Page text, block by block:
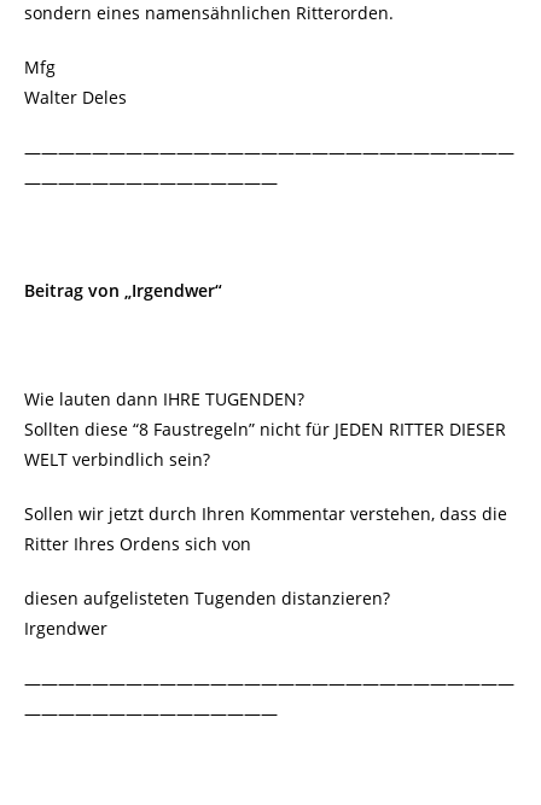
sondern eines namensähnlichen Ritterorden.
Mfg
Walter Deles
—————————————————————————————
———————————————
Beitrag von „Irgendwer“
Wie lauten dann IHRE TUGENDEN?
Sollten diese “8 Faustregeln” nicht für JEDEN RITTER DIESER
WELT verbindlich sein?
Sollen wir jetzt durch Ihren Kommentar verstehen, dass die
Ritter Ihres Ordens sich von
diesen aufgelisteten Tugenden distanzieren?
Irgendwer
—————————————————————————————
———————————————